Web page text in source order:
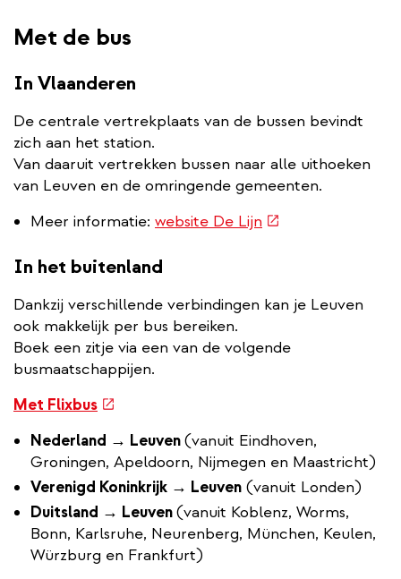
Met de bus
In Vlaanderen
De centrale vertrekplaats van de bussen bevindt
zich aan het station.
Van daaruit vertrekken bussen naar alle uithoeken
van Leuven en de omringende gemeenten.
Meer informatie: website De Lijn (externe
In het buitenland
Dankzij verschillende verbindingen kan je Leuven
ook makkelijk per bus bereiken.
Boek een zitje via een van de volgende
busmaatschappijen.
Met Flixbus(externe
Nederland → Leuven(vanuit Eindhoven,
Groningen, Apeldoorn, Nijmegen en Maastricht)
Verenigd Koninkrijk → Leuven (vanuit Londen)
Duitsland → Leuven(vanuit Koblenz, Worms,
Bonn, Karlsruhe, Neurenberg, München, Keulen,
Würzburg en Frankfurt)